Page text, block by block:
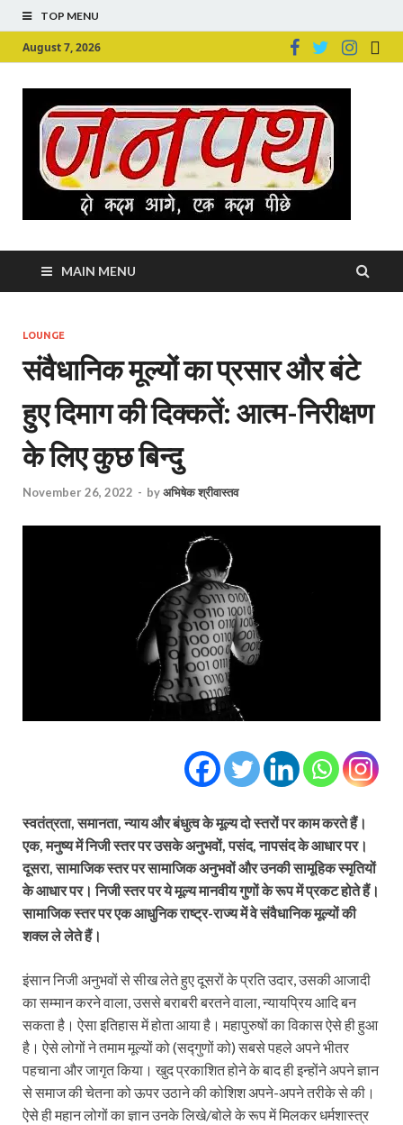
TOP MENU
August 7, 2026
MAIN MENU
LOUNGE
संवैधानिक मूल्यों का प्रसार और बंटे
हुए दिमाग की दिक्कतें: आत्म-निरीक्षण
के लिए कुछ बिन्दु
November 26, 2022 - byअभिषेक श्रीवास्तव
स्वतंत्रता, समानता, न्याय और बंधुत्व के मूल्य दो स्तरों पर काम करते हैं।
एक, मनुष्य में निजी स्तर पर उसके अनुभवों, पसंद, नापसंद के आधार पर।
दूसरा, सामाजिक स्तर पर सामाजिक अनुभवों और उनकी सामूहिक स्मृतियों
के आधार पर। निजी स्तर पर ये मूल्य मानवीय गुणों के रूप में प्रकट होते हैं।
सामाजिक स्तर पर एक आधुनिक राष्ट्र-राज्य में वे संवैधानिक मूल्यों की
शक्ल ले लेते हैं।
इंसान निजी अनुभवों से सीख लेते हुए दूसरों के प्रति उदार, उसकी आजादी
का सम्मान करने वाला, उससे बराबरी बरतने वाला, न्यायप्रिय आदि बन
सकता है। ऐसा इतिहास में होता आया है। महापुरुषों का विकास ऐसे ही हुआ
है। ऐसे लोगों ने तमाम मूल्यों को (सद्गुणों को) सबसे पहले अपने भीतर
पहचाना और जागृत किया। खुद प्रकाशित होने के बाद ही इन्होंने अपने ज्ञान
से समाज की चेतना को ऊपर उठाने की कोशिश अपने-अपने तरीके से की।
ऐसे ही महान लोगों का ज्ञान उनके लिखे/बोले के रूप में मिलकर धर्मशास्त्र